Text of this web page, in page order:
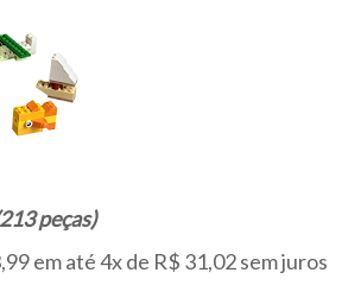
peças)
em até 4x de R$ 31,02 sem juros